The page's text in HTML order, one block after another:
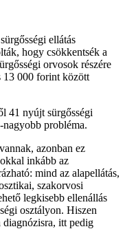
ellátás
hogy csökkentsék a
orvosok részére
13 000 forint között
41 nyújt sürgősségi
probléma.
azonban ez
inkább az
mind az alapellátás,
szakorvosi
legkisebb ellenállás
osztályon. Hiszen
diagnózisra, itt pedig